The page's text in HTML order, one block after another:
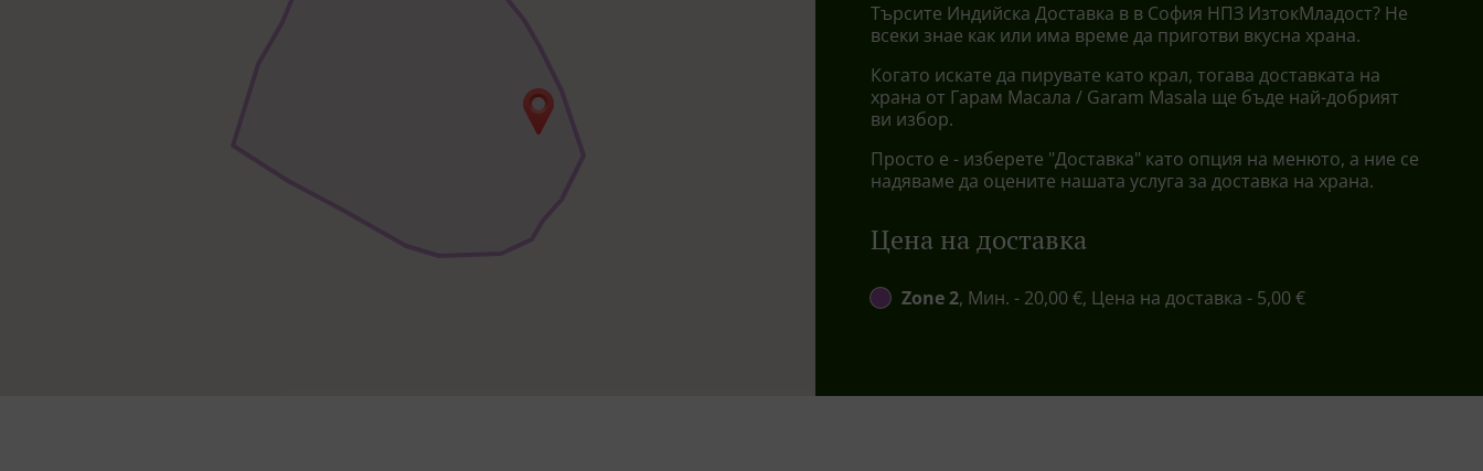
Търсите Индийска Доставка в в София НПЗ ИзтокМладост? Не
всеки знае как или има време да приготви вкусна храна.
Когато искате да пирувате като крал, тогава доставката на
храна от Гарам Масала / Garam Masala ще бъде най-добрият
ви избор.
Просто е - изберете "Доставка" като опция на менюто, а ние се
надяваме да оцените нашата услуга за доставка на храна.
Цена на доставка
Zone 2, Мин. - 20,00 €, Цена на доставка - 5,00 €